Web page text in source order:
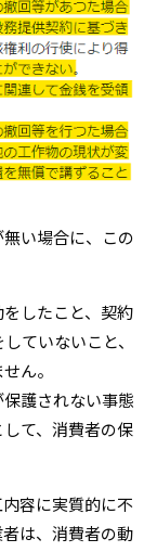
い場合に、この
したこと、契約
ていないこと、
ん。
護されない事態
て、消費者の保
容に実質的に不
は、消費者の動